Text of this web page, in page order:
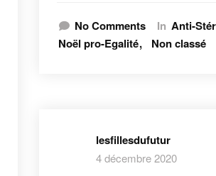
No Comments In Anti-
Noël pro-Egalité
Non classé
lesfillesdufutur
4 décembre 2020